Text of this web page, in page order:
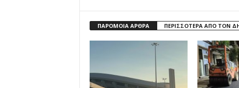
ΠΑΡΟΜΟΙΑ ΑΡΘΡΑ ΠΕΡΙΣΣΟΤΕΡΑ ΑΠΟ ΤΟΝ